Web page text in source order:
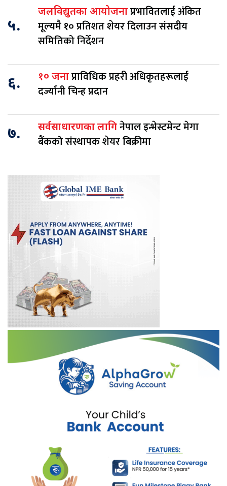
५.
जलविद्युतका आयोजनाप्रभावितलाई अंकित
मूल्यमै १० प्रतिशत शेयर दिलाउन संसदीय
समितिको निर्देशन
६. १० जनाप्राविधिक प्रहरी अधिकृतहरूलाई
दर्ज्यानी चिन्ह प्रदान
७. सर्वसाधारणका लागिनेपाल इन्भेस्टमेन्ट मेगा
बैंकको संस्थापक शेयर बिक्रीमा